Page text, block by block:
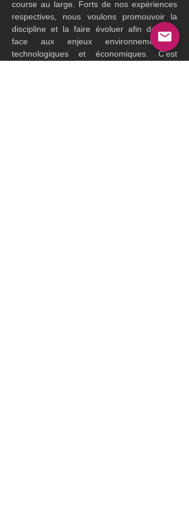
course au large. Forts de nos expériences
respectives, nous voulons promouvoir la
discipline et la faire évoluer afin de faire
face aux enjeux environnementaux,
technologiques et économiques. C’est